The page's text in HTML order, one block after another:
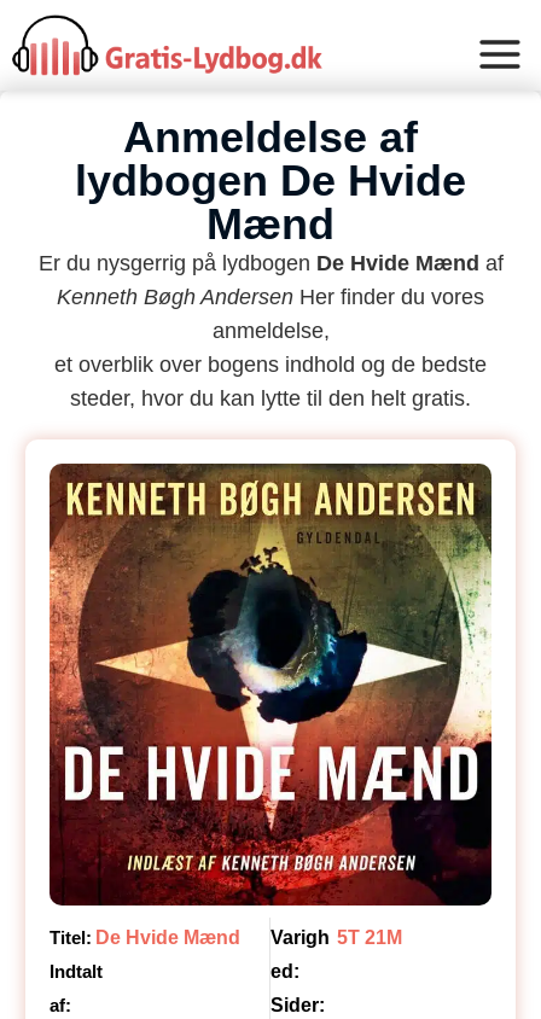
Anmeldelse af
lydbogen De Hvide
Mænd
Er du nysgerrig på lydbogen De Hvide Mænd af
Kenneth Bøgh Andersen Her finder du vores
anmeldelse,
et overblik over bogens indhold og de bedste
steder, hvor du kan lytte til den helt gratis.
Titel: De Hvide Mænd
Indtalt
af:
Varigh
ed:
5T 21M
Sider: